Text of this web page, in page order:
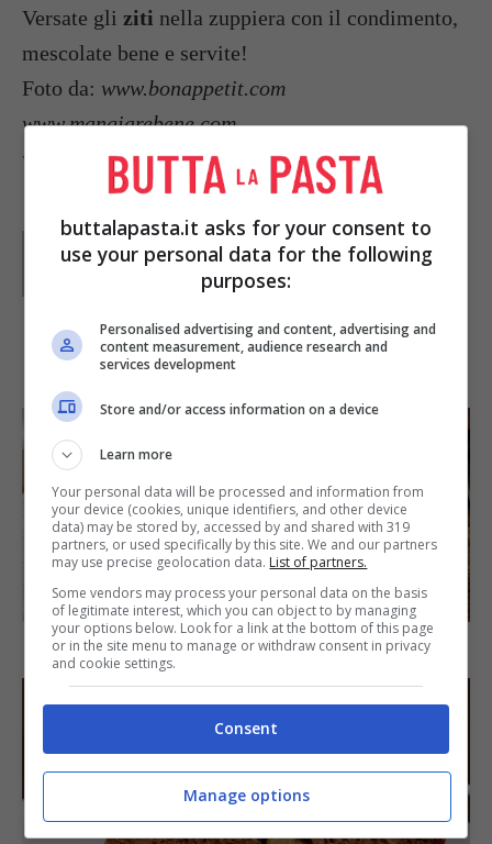
Versate gli ziti nella zuppiera con il condimento,
mescolate bene e servite!
Foto da: www.bonappetit.com
www.mangiarebene.com
www4.pictures.gi.zimbio.com
Parole diRedazione Buttalapasta
IN PRIMO PIANO
SECONDI PIATTI
Arista di maiale al latte
buttalapasta.it asks for your consent to
use your personal data for the following
purposes:
Personalised advertising and content, advertising and
content measurement, audience research and
services development
Store and/or access information on a device
Learn more
Your personal data will be processed and information from
your device (cookies, unique identifiers, and other device
data) may be stored by, accessed by and shared with 319
partners, or used specifically by this site. We and our partners
may use precise geolocation data. List of partners.
Some vendors may process your personal data on the basis
of legitimate interest, which you can object to by managing
your options below. Look for a link at the bottom of this page
or in the site menu to manage or withdraw consent in privacy
and cookie settings.
Consent
Manage options